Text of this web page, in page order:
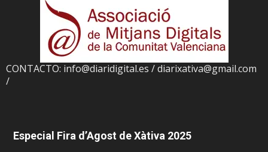
CONTACTO: info@diaridigital.es / diarixativa@gmail.com
/
Especial Fira d’Agost de Xàtiva 2025